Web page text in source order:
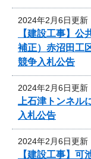
2024年2月6日更新
【建設工事】
補正）赤沼田工
競争入札公告
2024年2月6日更新
上石津トンネ
入札公告
2024年2月6日更新
【建設工事】